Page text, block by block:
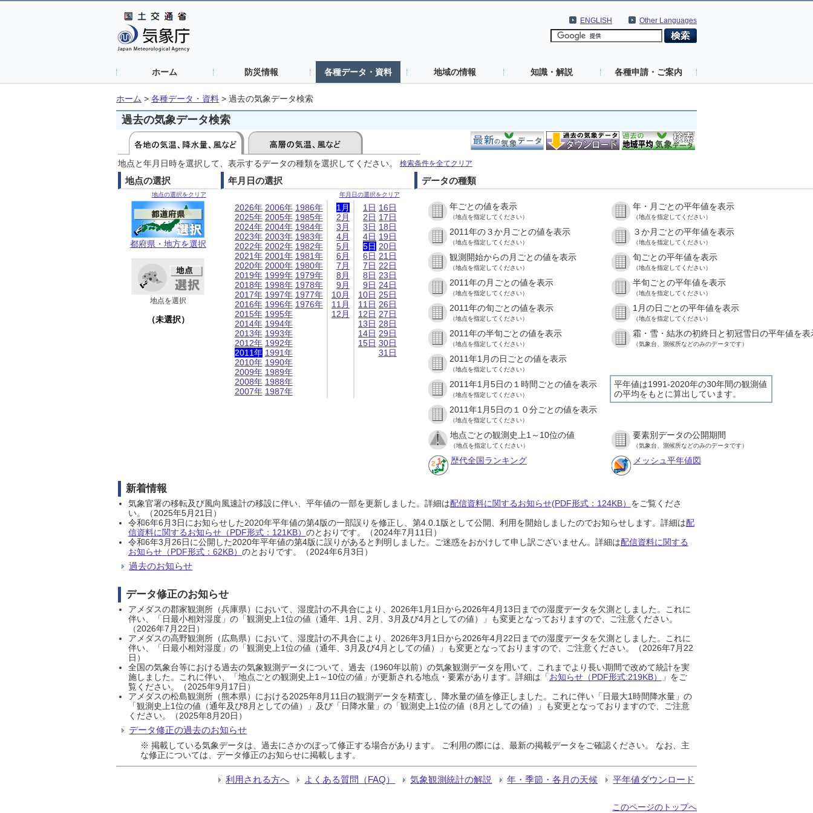
Other Languages
ENGLISH
ホーム 防災情報 各種データ・資料 地域の情報 知識・解説 各種申請・ご案内
ホーム > 各種データ・資料 > 過去の気象データ検索
過去の気象データ検索
地点と年月日時を選択して、表示するデータの種類を選択してください。 検索条件を全てクリア
地点の選択
地点の選択をクリア
都府県・地方を選択
地点を選択
（未選択）
年月日の選択
年月日の選択をクリア
2026年
2025年
2024年
2023年
2022年
2021年
2020年
2019年
2018年
2017年
2016年
2015年
2014年
2013年
2012年
2011年
2010年
2009年
2008年
2007年
2006年
2005年
2004年
2003年
2002年
2001年
2000年
1999年
1998年
1997年
1996年
1995年
1994年
1993年
1992年
1991年
1990年
1989年
1988年
1987年
1986年
1985年
1984年
1983年
1982年
1981年
1980年
1979年
1978年
1977年
1976年
1月
2月
3月
4月
5月
6月
7月
8月
9月
10月
11月
12月
1日
2日
3日
4日
5日
6日
7日
8日
9日
10日
11日
12日
13日
14日
15日
16日
17日
18日
19日
20日
21日
22日
23日
24日
25日
26日
27日
28日
29日
30日
31日
データの種類
年ごとの値を表示
（地点を指定してください）
年・月ごとの平年値を表示
（地点を指定してください）
2011年の３か月ごとの値を表示
（地点を指定してください）
３か月ごとの平年値を表示
（地点を指定してください）
観測開始からの月ごとの値を表示
（地点を指定してください）
旬ごとの平年値を表示
（地点を指定してください）
2011年の月ごとの値を表示
（地点を指定してください）
半旬ごとの平年値を表示
（地点を指定してください）
2011年の旬ごとの値を表示
（地点を指定してください）
1月の日ごとの平年値を表示
（地点を指定してください）
2011年の半旬ごとの値を表示
（地点を指定してください）
霜・雪・結氷の初終日と初冠雪日の平年値を表
（気象台、測候所などのみのデータです）
2011年1月の日ごとの値を表示
（地点を指定してください）
平年値は1991-2020年の30年間の観測値
の平均をもとに算出しています。
2011年1月5日の１時間ごとの値を表示
（地点を指定してください）
2011年1月5日の１０分ごとの値を表示
（地点を指定してください）
地点ごとの観測史上1～10位の値
（地点を指定してください）
要素別データの公開期間
（気象台、測候所などのみのデータです）
歴代全国ランキング メッシュ平年値図
新着情報
気象官署の移転及び風向風速計の移設に伴い、平年値の一部を更新しました。詳細は配信資料に関するお知らせ(PDF形式：124KB） をご覧くださ
い。（2025年5月21日）
令和6年6月3日にお知らせした2020年平年値の第4版の一部誤りを修正し、第4.0.1版として公開、利用を開始しましたのでお知らせします。詳細は配
信資料に関するお知らせ（PDF形式：121KB） のとおりです。（2024年7月11日）
令和6年3月26日に公開した2020年平年値の第4版に誤りがあると判明しました。ご迷惑をおかけして申し訳ございません。詳細は配信資料に関する
お知らせ（PDF形式：62KB） のとおりです。（2024年6月3日）
過去のお知らせ
データ修正のお知らせ
アメダスの郡家観測所（兵庫県）において、湿度計の不具合により、2026年1月1日から2026年4月13日までの湿度データを欠測としました。これに
伴い、「日最小相対湿度」の「観測史上1位の値（通年、1月、2月、3月及び4月としての値）」も変更となっておりますので、ご注意ください。
（2026年7月22日）
アメダスの高野観測所（広島県）において、湿度計の不具合により、2026年3月1日から2026年4月22日までの湿度データを欠測としました。これに
伴い、「日最小相対湿度」の「観測史上1位の値（通年、3月及び4月としての値）」も変更となっておりますので、ご注意ください。（2026年7月22
日）
全国の気象台等における過去の気象観測データについて、過去（1960年以前）の気象観測データを用いて、これまでより長い期間で改めて統計を実
施しました。これに伴い、「地点ごとの観測史上1～10位の値」が更新される地点・要素があります。詳細は「お知らせ（PDF形式:219KB）
」をご
覧ください。（2025年9月17日）
アメダスの松島観測所（熊本県）における2025年8月11日の観測データを精査し、降水量の値を修正しました。これに伴い「日最大1時間降水量」の
「観測史上1位の値（通年及び8月としての値）」及び「日降水量」の「観測史上1位の値（8月としての値）」も変更となっておりますので、ご注意
ください。（2025年8月20日）
データ修正の過去のお知らせ
※ 掲載している気象データは、過去にさかのぼって修正する場合があります。 ご利用の際には、最新の掲載データをご確認ください。 なお、主
な修正については、データ修正のお知らせに掲載します。
利用される方へ よくある質問（FAQ） 気象観測統計の解説 年・季節・各月の天候 平年値ダウンロード
このページのトップへ